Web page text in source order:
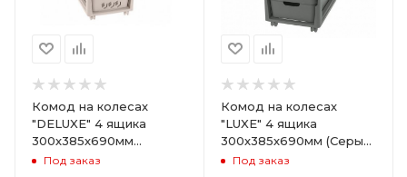
Комод на колесах
"DELUXE" 4 ящика
300х385х690мм
(Светло-бежевый)
Под заказ
Комод на колесах
"LUXE" 4 ящика
300х385х690мм (Серый)
ARD258086
Под заказ